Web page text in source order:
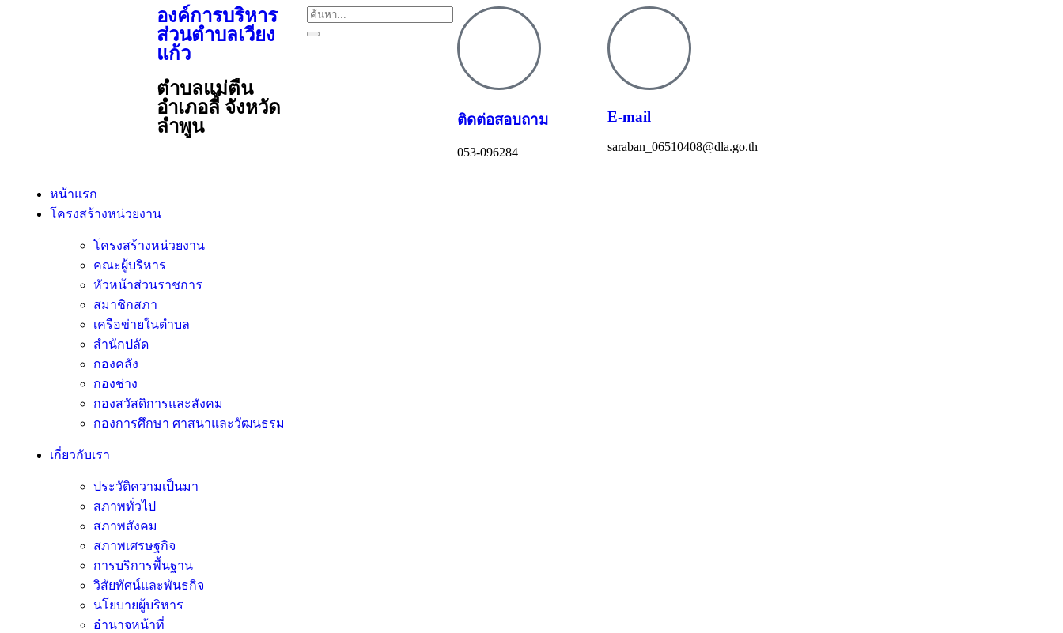
องค์การบริหาร
ส่วนตำบลเวียง
แก้ว
ตำบลแม่ตืน
อำเภอลี้ จังหวัด
ลำพูน
ติดต่อสอบถาม
053-096284
E-mail
saraban_06510408@dla.go.th
หน้าแรก
โครงสร้างหน่วยงาน
โครงสร้างหน่วยงาน
คณะผู้บริหาร
หัวหน้าส่วนราชการ
สมาชิกสภา
เครือข่ายในตำบล
สำนักปลัด
กองคลัง
กองช่าง
กองสวัสดิการและสังคม
กองการศึกษา ศาสนาและวัฒนธรม
เกี่ยวกับเรา
ประวัติความเป็นมา
สภาพทั่วไป
สภาพสังคม
สภาพเศรษฐกิจ
การบริการพื้นฐาน
วิสัยทัศน์และพันธกิจ
นโยบายผู้บริหาร
อํานาจหน้าที่